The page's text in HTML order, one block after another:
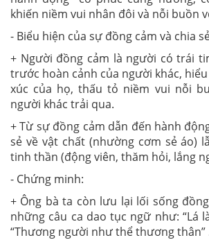
khiến niềm vui nhân đôi và nỗi buồn
- Biểu hiện của sự đồng cảm và chia
+ Người đồng cảm là người có trái
trước hoàn cảnh của người khác,
xúc của họ, thấu tỏ niềm vui nỗi
người khác trải qua.
+ Từ sự đồng cảm dẫn đến hành
sẻ về vật chất (nhường cơm sẻ áo)
tinh thần (động viên, thăm hỏi, lắng
- Chứng minh:
+ Ông bà ta còn lưu lại lối sống
những câu ca dao tục ngữ như: “Lá
“Thương người như thể thương